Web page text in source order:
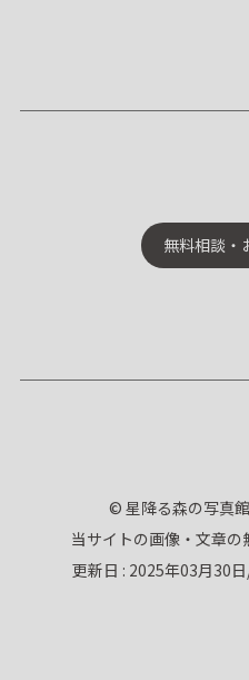
無料相談・
© 星降る森の写真
当サイトの画像・文章の
更新日 : 2025年03月30日